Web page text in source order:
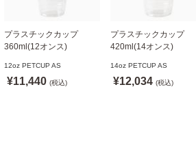
プラスチックカップ
360ml(12オンス)
製)
※沖縄・離島 配送料別途
12oz PETCUP AS
¥11,440 (税込)
プラスチックカップ
420ml(14オンス)
製)
※沖縄・離島 配送料
14oz PETCUP AS
¥12,034 (税込)